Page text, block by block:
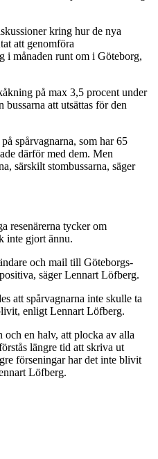
kring hur de nya
att genomföra
i månaden runt om i Göteborg,
på max 3,5 procent under
att utsättas för den
spårvagnarna, som har 65
därför med dem. Men
särskilt stombussarna, säger
resenärerna tycker om
inte gjort ännu.
och mail till Göteborgs-
säger Lennart Löfberg.
att spårvagnarna inte skulle ta
enligt Lennart Löfberg.
och en halv, att plocka av alla
längre tid att skriva ut
förseningar har det inte blivit
Löfberg.